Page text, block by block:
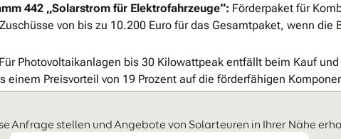
442 „Solarstrom für Elektrofahrzeuge“: Förderpaket für
von bis zu 10.200 Euro für das Gesamtpaket, wenn
Für Photovoltaikanlagen bis 30 Kilowattpeak entfällt beim Kauf
Preisvorteil von 19 Prozent auf die förderfähigen
Anfrage stellen und Angebote von Solarteuren in Ihrer Nähe